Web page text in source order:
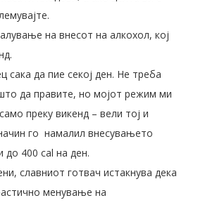
на внесот на алкохол, кој
сака да пие секој ден. Не треба
да правите, но мојот режим ми
преку викенд – вели тој и
го намалил внесувањето
до 400 cal на ден.
славниот готвач истакнува дека
менување на